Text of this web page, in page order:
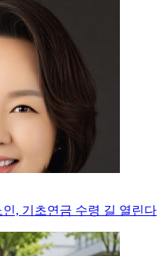
, 기초연금 수령 길 열린다